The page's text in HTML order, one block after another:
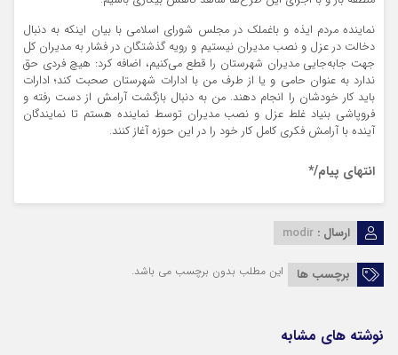
نماینده مردم ایذه و باغملک در مجلس شورای اسلامی با بیان اینکه به دنبال
دخالت در عزل و نصب مدیران نیستیم و رویه گذشتگان در فشار به مدیران کل
جهت جابه‌جایی مدیران شهرستان را قطع می‌کنیم، اضافه کرد: هیچ فردی حق
ندارد به عنوان حامی و یا از طرف من با ادارات شهرستان صحبت کند؛ ادارات
باید کار خودشان را انجام دهند. من به دنبال بازگشت آرامش از دست رفته و
فروپاشی بنیاد غلط عزل و نصب مدیران توسط نماینده هستم تا نمایندگان
آینده با آرامش فکری کامل کار خود را در این حوزه آغاز کنند.
انتهای پیام/*
ارسال : modir
برچسب ها این مطلب بدون برچسب می باشد.
نوشته های مشابه